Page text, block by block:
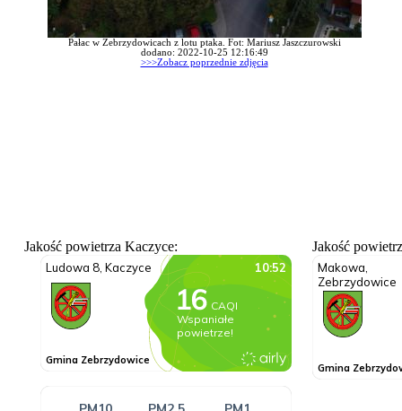
Pałac w Zebrzydowicach z lotu ptaka. Fot: Mariusz Jaszczurowski
dodano: 2022-10-25 12:16:49
>>>Zobacz poprzednie zdjęcia
Jakość powietrza Kaczyce: Jakość